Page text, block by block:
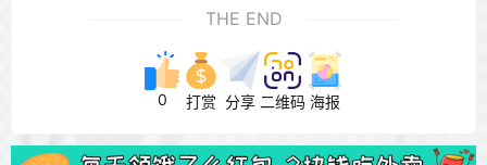
THE END
0 打赏 分享 二维码 海报